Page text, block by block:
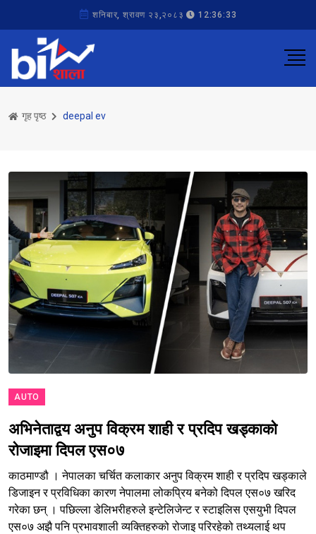
शनिबार, श्रावण २३,२०८३ 12:36:33
गृह पृष्ठ deepal ev
AUTO
अभिनेताद्वय अनुप विक्रम शाही र प्रदिप खड्काको
रोजाइमा दिपल एस०७
काठमाण्डौ । नेपालका चर्चित कलाकार अनुप विक्रम शाही र प्रदिप खड्काले
डिजाइन र प्रविधिका कारण नेपालमा लोकप्रिय बनेको दिपल एस०७ खरिद
गरेका छन् । पछिल्ला डेलिभरीहरुले इन्टेलिजेन्ट र स्टाइलिस एसयुभी दिपल
एस०७ अझै पनि प्रभावशाली व्यक्तिहरुको रोजाइ परिरहेको तथ्यलाई थप